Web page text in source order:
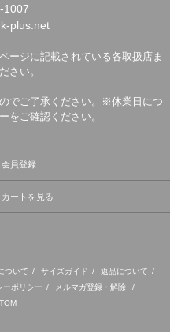
1007
plus.net
ージに記載されている各取扱店ま
さい。
でご了承ください。※休業日につ
をご確認ください。
会員登録
カートを見る
ついて / サイズガイド / 返品について /
ーポリシー / メルマガ登録・解除
/